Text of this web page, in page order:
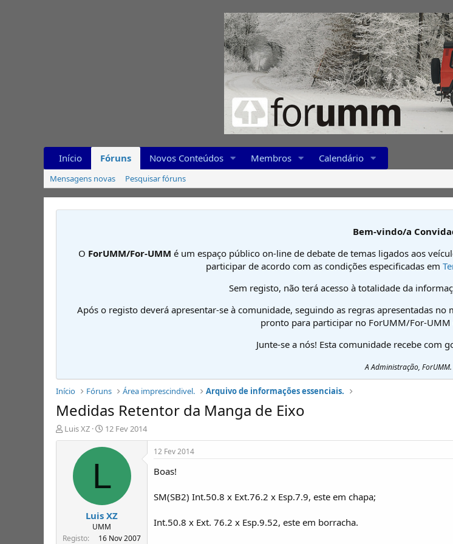
Início Fóruns Novos Conteúdos Membros Calendário
Mensagens novas Pesquisar fóruns
Bem-vindo/a
O ForUMM/For-UMM é um espaço público on-line de debate de temas ligados aos
participar de acordo com as condições especificadas em
Sem registo, não terá acesso à totalidade da
Após o registo deverá apresentar-se à comunidade, seguindo as regras apresentadas
pronto para participar no ForUMM/For-UMM
Junte-se a nós! Esta comunidade recebe com
A Administração, ForUMM.
Início Fóruns Área imprescindivel. Arquivo de informações essenciais.
Medidas Retentor da Manga de Eixo
I
n
e
Luis XZ
D
a
t
e
n
c
i
12 Fev 2014
L
Luis XZ
UMM
Registo
16 Nov 2007
12 Fev 2014
Boas!
SM(SB2) Int.50.8 x Ext.76.2 x Esp.7.9, este em chapa;
Int.50.8 x Ext. 76.2 x Esp.9.52, este em borracha.